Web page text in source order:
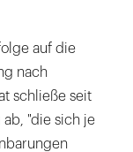
auf die
nach
schließe seit
ab, "die sich je